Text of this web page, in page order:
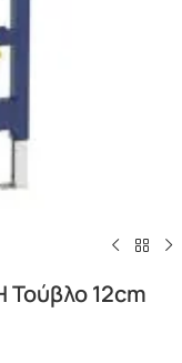
Τούβλο 12cm